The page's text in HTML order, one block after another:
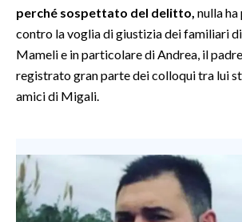
SALUTE
SARDEGNA TURISMO
SARDI NEL MONDO
#CARAUNIONE
perché sospettato del delitto, nulla
contro la voglia di giustizia dei familiari
Mameli e in particolare di Andrea, il
registrato gran parte dei colloqui tra lui
amici di Migali.